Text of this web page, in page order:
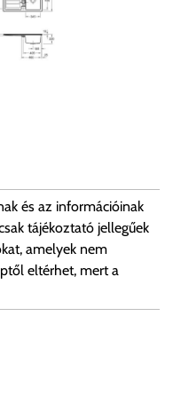
és az információinak
tájékoztató jellegűek
amelyek nem
eltérhet, mert a